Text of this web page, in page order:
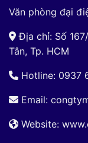
Văn phòng đại
Địa chỉ: Số
Tân, Tp. HCM
Hotline: 0937
Email:
Website: